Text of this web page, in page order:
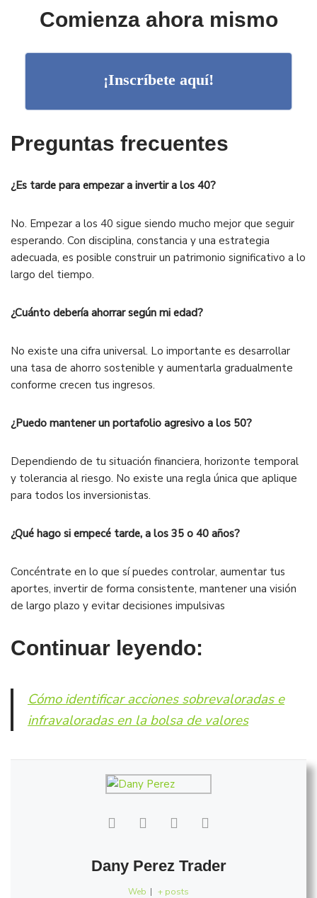
Comienza ahora mismo
¡Inscríbete aquí!
Preguntas frecuentes
¿Es tarde para empezar a invertir a los 40?
No. Empezar a los 40 sigue siendo mucho mejor que seguir
esperando. Con disciplina, constancia y una estrategia
adecuada, es posible construir un patrimonio significativo a lo
largo del tiempo.
¿Cuánto debería ahorrar según mi edad?
No existe una cifra universal. Lo importante es desarrollar
una tasa de ahorro sostenible y aumentarla gradualmente
conforme crecen tus ingresos.
¿Puedo mantener un portafolio agresivo a los 50?
Dependiendo de tu situación financiera, horizonte temporal
y tolerancia al riesgo. No existe una regla única que aplique
para todos los inversionistas.
¿Qué hago si empecé tarde, a los 35 o 40 años?
Concéntrate en lo que sí puedes controlar, aumentar tus
aportes, invertir de forma consistente, mantener una visión
de largo plazo y evitar decisiones impulsivas
Continuar leyendo:
Cómo identificar acciones sobrevaloradas e
infravaloradas en la bolsa de valores
Dany Perez Trader
Web | + posts